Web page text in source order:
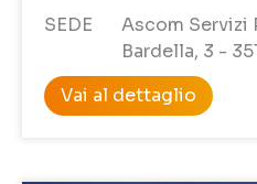
SEDE
Ascom Servizi
Bardella, 3 -
Vai al dettaglio